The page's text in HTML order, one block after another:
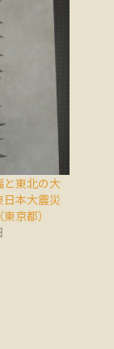
と東北の大
本大震災
京都）